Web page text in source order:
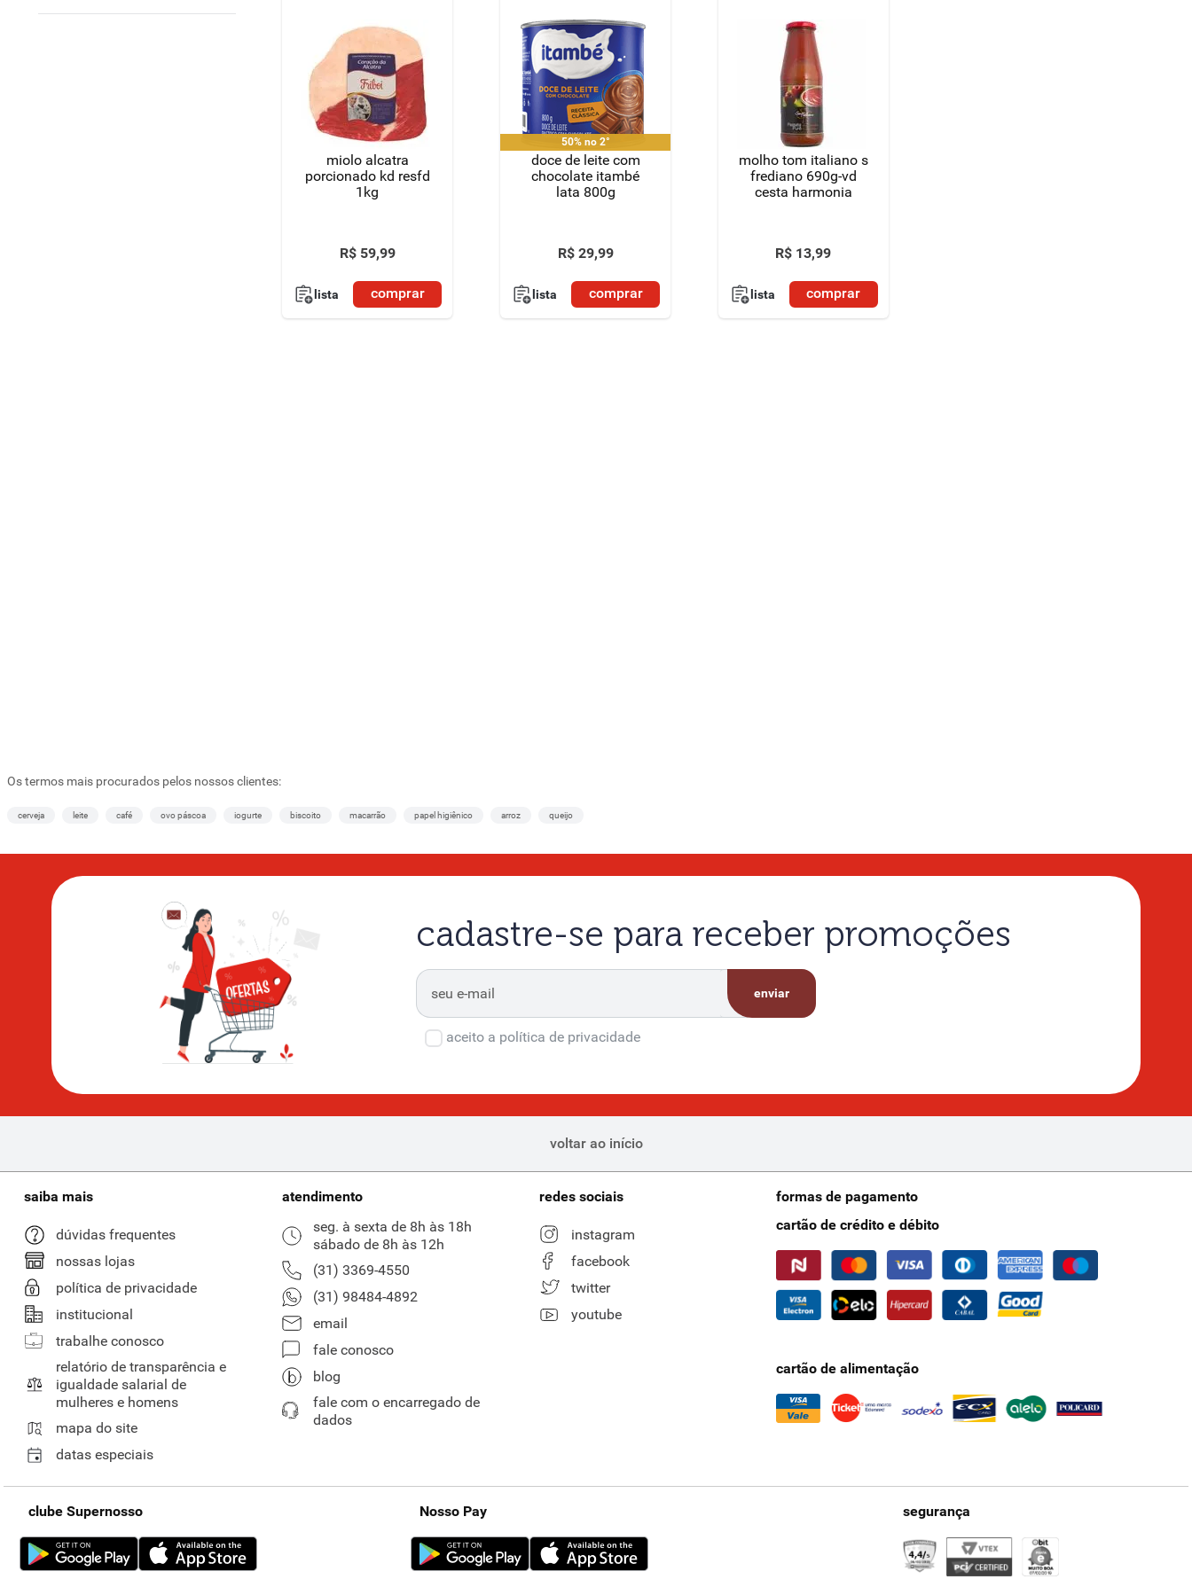
miolo alcatra
porcionado kd resfd
1kg
R$ 59,99
lista comprar
50% no 2°
doce de leite com
chocolate itambé
lata 800g
R$ 29,99
lista comprar
molho tom italiano s
frediano 690g-vd
cesta harmonia
R$ 13,99
lista comprar
Os termos mais procurados pelos nossos clientes:
cerveja leite café ovo páscoa iogurte biscoito macarrão papel higiênico arroz queijo
cadastre-se para receber promoções
enviar
aceito a política de privacidade
voltar ao início
saiba mais
dúvidas frequentes
nossas lojas
política de privacidade
institucional
trabalhe conosco
relatório de transparência e
igualdade salarial de
mulheres e homens
mapa do site
datas especiais
atendimento
seg. à sexta de 8h às 18h
sábado de 8h às 12h
(31) 3369-4550
(31) 98484-4892
email
fale conosco
blog
fale com o encarregado de
dados
redes sociais
instagram
facebook
twitter
youtube
formas de pagamento
cartão de crédito e débito
cartão de alimentação
clube Supernosso Nosso Pay segurança